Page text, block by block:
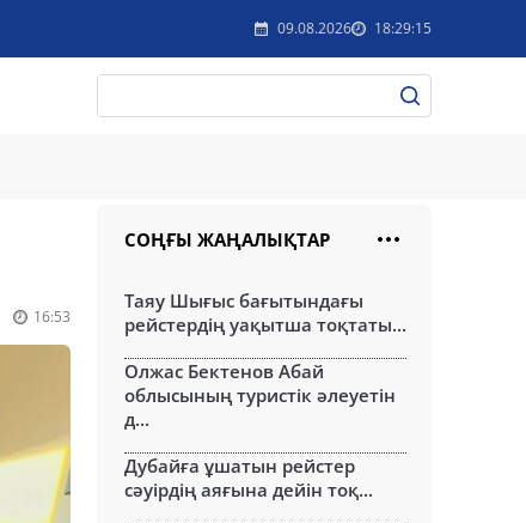
09.08.2026 18:29:15
16:53
СОҢҒЫ ЖАҢАЛЫҚТАР
Таяу Шығыс бағытындағы
рейстердің уақытша тоқтаты...
Олжас Бектенов Абай
облысының туристік әлеуетін
д...
Дубайға ұшатын рейстер
сәуірдің аяғына дейін тоқ...